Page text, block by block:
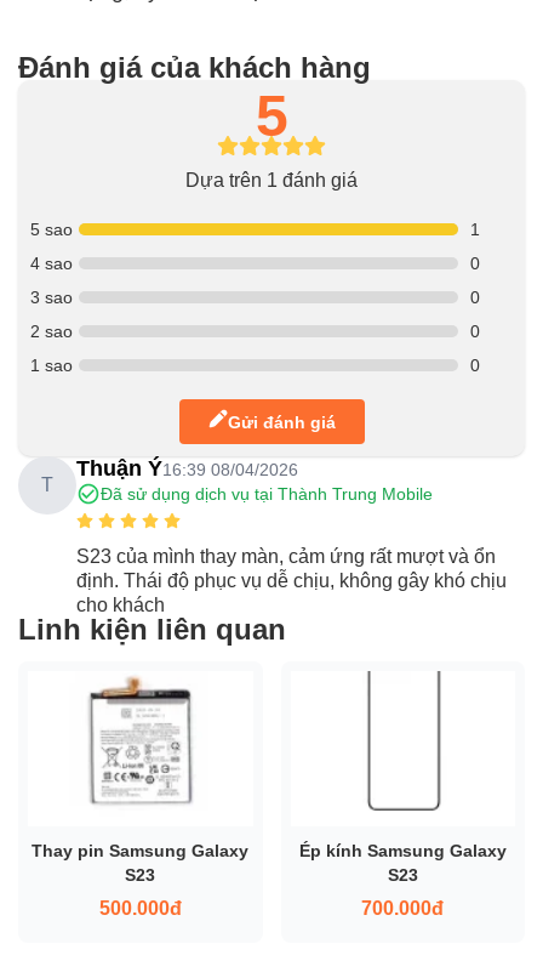
Đánh giá của khách hàng
5
Dựa trên 1 đánh giá
5 sao
1
4 sao
0
3 sao
0
2 sao
0
1 sao
0
Gửi đánh giá
T
Thuận Ý16:39 08/04/2026
Đã sử dụng dịch vụ tại Thành Trung Mobile
S23 của mình thay màn, cảm ứng rất mượt và ổn
định. Thái độ phục vụ dễ chịu, không gây khó chịu
cho khách
Linh kiện liên quan
Thay pin Samsung Galaxy
S23
500.000đ
Ép kính Samsung Galaxy
S23
700.000đ